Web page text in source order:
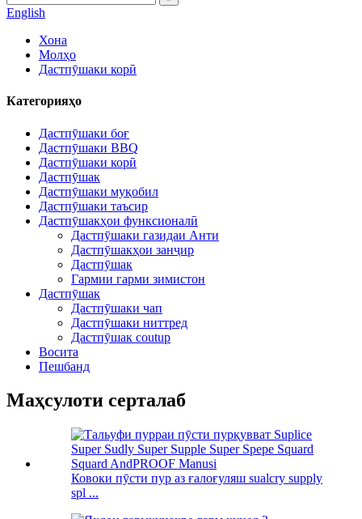
English
Хона
Молҳо
Дастпӯшаки корӣ
Категорияҳо
Дастпӯшаки боғ
Дастпӯшаки BBQ
Дастпӯшаки корӣ
Дастпӯшак
Дастпӯшаки муқобил
Дастпӯшаки таъсир
Дастпӯшакҳои функсионалӣ
Дастпӯшаки газидаи Анти
Дастпӯшакҳои занҷир
Дастпӯшак
Гармии гарми зимистон
Дастпӯшак
Дастпӯшаки чап
Дастпӯшаки ниттред
Дастпӯшак coutup
Восита
Пешбанд
Маҳсулоти серталаб
Ковоки пӯсти пур аз ғалоғуляш sualcry supply
spl ...